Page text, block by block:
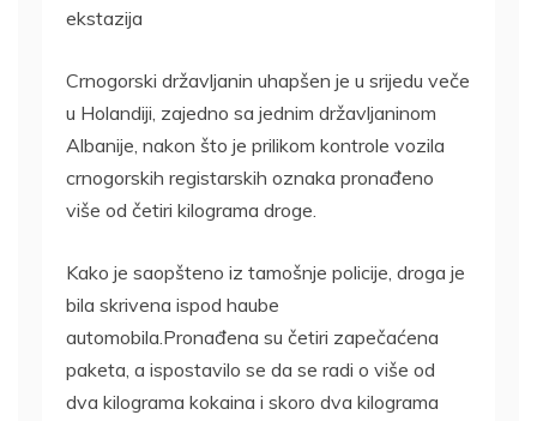
ekstazija
Crnogorski državljanin uhapšen je u srijedu veče
u Holandiji, zajedno sa jednim državljaninom
Albanije, nakon što je prilikom kontrole vozila
crnogorskih registarskih oznaka pronađeno
više od četiri kilograma droge.
Kako je saopšteno iz tamošnje policije, droga je
bila skrivena ispod haube
automobila.Pronađena su četiri zapečaćena
paketa, a ispostavilo se da se radi o više od
dva kilograma kokaina i skoro dva kilograma